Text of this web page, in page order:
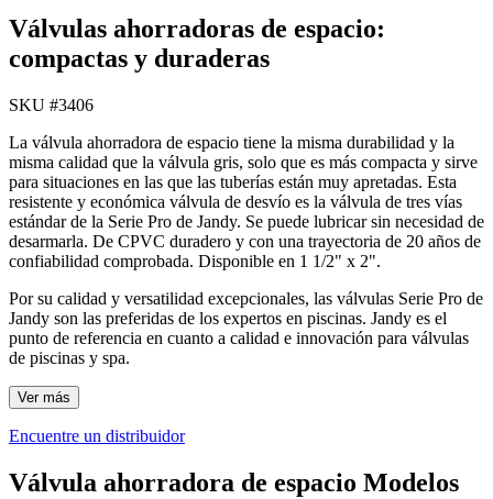
Válvulas ahorradoras de espacio:
compactas y duraderas
SKU #3406
La válvula ahorradora de espacio tiene la misma durabilidad y la
misma calidad que la válvula gris, solo que es más compacta y sirve
para situaciones en las que las tuberías están muy apretadas. Esta
resistente y económica válvula de desvío es la válvula de tres vías
estándar de la Serie Pro de Jandy. Se puede lubricar sin necesidad de
desarmarla. De CPVC duradero y con una trayectoria de 20 años de
confiabilidad comprobada. Disponible en 1 1/2" x 2".
Por su calidad y versatilidad excepcionales, las válvulas Serie Pro de
Jandy son las preferidas de los expertos en piscinas. Jandy es el
punto de referencia en cuanto a calidad e innovación para válvulas
de piscinas y spa.
Ver más
Encuentre un distribuidor
Válvula ahorradora de espacio Modelos